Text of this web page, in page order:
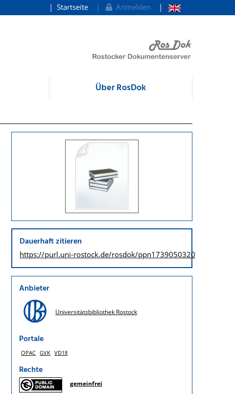
Startseite Anmelden
Über RosDok
Dauerhaft zitieren
https://purl.uni-rostock.de/rosdok/ppn1739050320
Anbieter
Universitätsbibliothek Rostock
Portale
OPAC GVK VD18
Rechte
gemeinfrei